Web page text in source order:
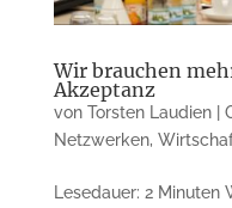
Wir brauchen
Akzeptanz
von Torsten Laudien|
Netzwerken,
Lesedauer: 2 Minuten